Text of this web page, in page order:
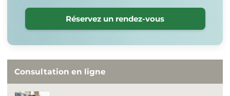
Réservez un rendez-vous
Consultation en ligne